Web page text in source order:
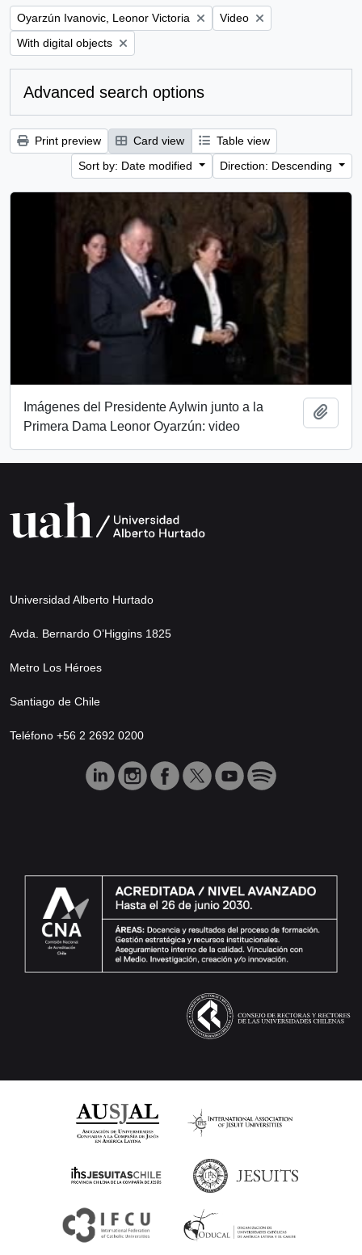
Remove filter:
Oyarzún Ivanovic, Leonor Victoria Remove filter:
Video
Remove filter:
With digital objects
Advanced search options
Print preview Card view
Table view
Sort by: Date modified
Direction: Descending
Imágenes del Presidente Aylwin junto a la
Primera Dama Leonor Oyarzún: video
Universidad Alberto Hurtado
Avda. Bernardo O’Higgins 1825
Metro Los Héroes
Santiago de Chile
Teléfono +56 2 2692 0200